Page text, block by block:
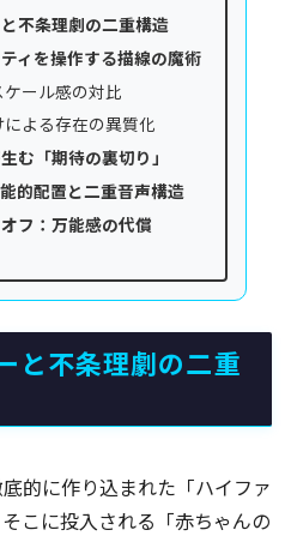
不条理劇の二重構造
ィを操作する描線の魔術
ール感の対比
よる存在の異質化
む「期待の裏切り」
的配置と二重音声構造
フ：万能感の代償
と不条理劇の二重
的に作り込まれた「ハイファ
こに投入される「赤ちゃんの